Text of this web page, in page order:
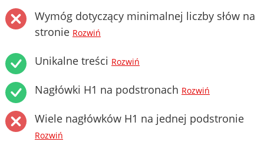
Wymóg dotyczący minimalnej liczby słów na
stronie Rozwiń
Unikalne treści Rozwiń
Nagłówki H1 na podstronach Rozwiń
Wiele nagłówków H1 na jednej podstronie
Rozwiń